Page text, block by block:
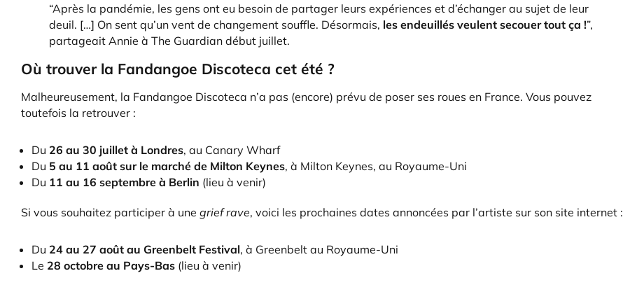
“Après la pandémie, les gens ont eu besoin de partager leurs expériences et d’échanger au sujet de leur
deuil. […] On sent qu’un vent de changement souffle. Désormais, les endeuillés veulent secouer tout ça !”,
partageait Annie à The Guardian début juillet.
Où trouver la Fandangoe Discoteca cet été ?
Malheureusement, la Fandangoe Discoteca n’a pas (encore) prévu de poser ses roues en France. Vous pouvez
toutefois la retrouver :
Du 26 au 30 juillet à Londres, au Canary Wharf
Du 5 au 11 août sur le marché de Milton Keynes, à Milton Keynes, au Royaume-Uni
Du 11 au 16 septembre à Berlin (lieu à venir)
Si vous souhaitez participer à une grief rave, voici les prochaines dates annoncées par l’artiste sur son site internet :
Du 24 au 27 août au Greenbelt Festival, à Greenbelt au Royaume-Uni
Le 28 octobre au Pays-Bas(lieu à venir)